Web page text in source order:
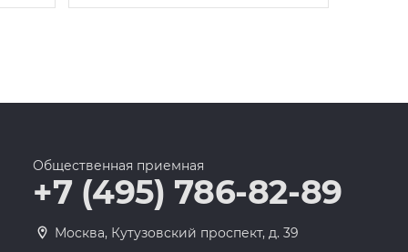
Общественная приемная
+7 (495) 786-82-89
Москва, Кутузовский проспект, д. 39